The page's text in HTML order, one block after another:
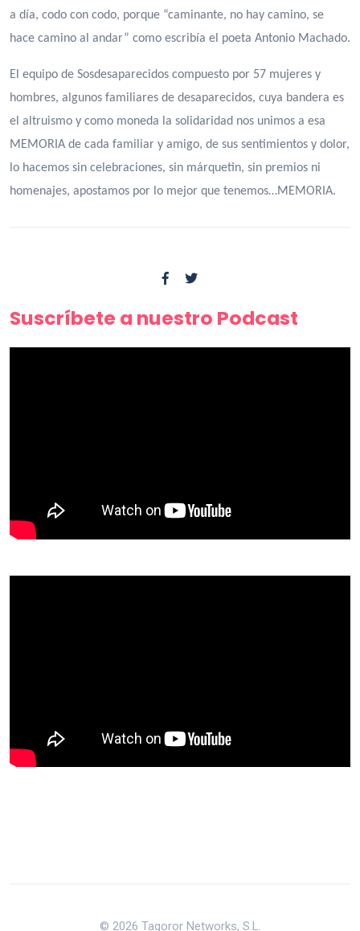
a día, codo con codo, porque “caminante, no hay camino, se
hace camino al andar” como escribía el poeta Antonio Machado.
El equipo de Sosdesaparecidos compuesto por 57 mujeres y
hombres, algunos familiares de desaparecidos, cuya bandera es
el altruismo y como moneda la solidaridad nos unimos a esa
MEMORIA de cada familiar y amigo, de sus sentimientos y dolor,
lo hacemos sin celebraciones, sin márquetin, sin premios ni
homenajes, apostamos por lo mejor que tenemos…MEMORIA.
Suscríbete a nuestro Podcast
© 2026 Tagoror Networks, S.L.